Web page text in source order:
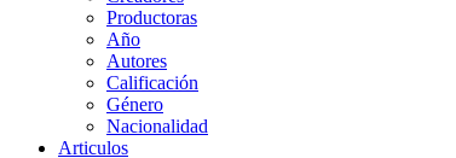
Productoras
Año
Autores
Calificación
Género
Nacionalidad
Articulos